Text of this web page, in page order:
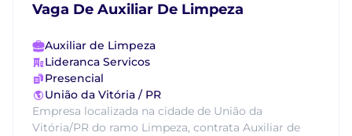
Vaga De Auxiliar De Limpeza
Auxiliar de Limpeza
Lideranca Servicos
Presencial
União da Vitória / PR
Empresa localizada na cidade de União da
Vitória/PR do ramo Limpeza, contrata Auxiliar de